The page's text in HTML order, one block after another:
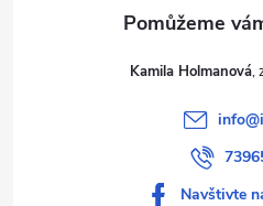
Kamila Holmanová
info@
Navštivte